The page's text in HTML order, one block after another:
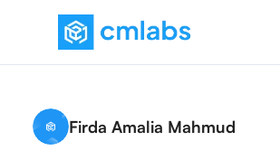
Firda Amalia Mahmud